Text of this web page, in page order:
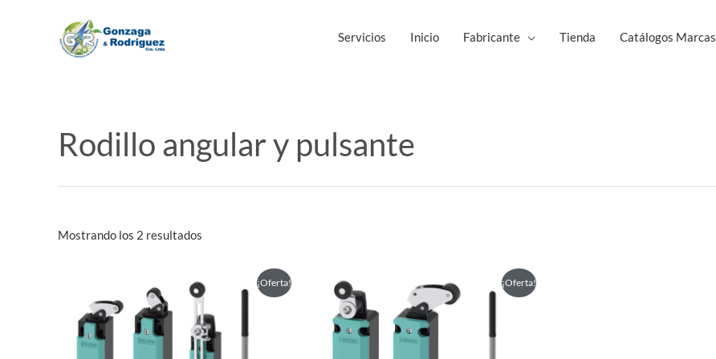
Servicios Inicio Fabricante Tienda Catálogos Marcas
Rodillo angular y pulsante
Mostrando los 2 resultados
¡Oferta!
tiene
múltiples
¡Oferta!
Este
producto
múltiples